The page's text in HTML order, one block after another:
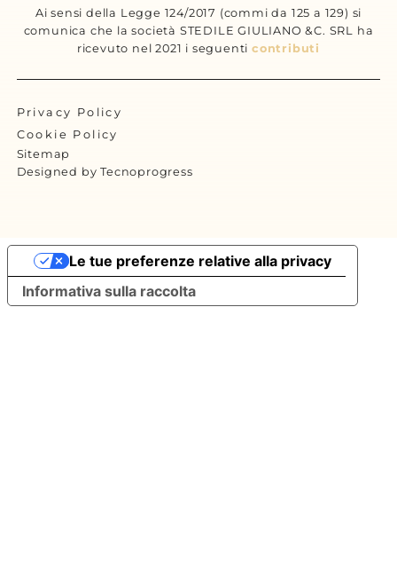
Ai sensi della Legge 124/2017 (commi da 125 a 129) si
comunica che la società STEDILE GIULIANO &C. SRL ha
ricevuto nel 2021 i seguenticontributi
Privacy Policy
Cookie Policy
Sitemap
Designed by Tecnoprogress
Informativa sulla raccolta
Le tue preferenze relative alla privacy